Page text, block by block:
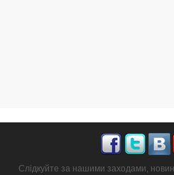
Слідкуйте за нашими заходами,